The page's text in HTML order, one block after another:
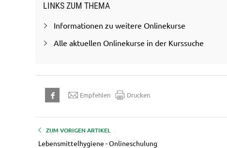
LINKS ZUM THEMA
Informationen zu weitere Onlinekurse
Alle aktuellen Onlinekurse in der Kurssuche
Empfehlen Drucken
ZUM VORIGEN ARTIKEL
Lebensmittelhygiene - Onlineschulung